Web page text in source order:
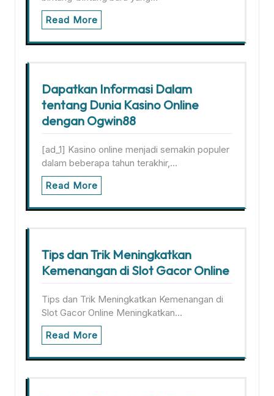
Read More
Dapatkan Informasi Dalam
tentang Dunia Kasino Online
dengan Ogwin88
[ad_1] Kasino online menjadi semakin populer
dalam beberapa tahun terakhir,…
Read More
Tips dan Trik Meningkatkan
Kemenangan di Slot Gacor Online
Tips dan Trik Meningkatkan Kemenangan di
Slot Gacor Online Meningkatkan…
Read More